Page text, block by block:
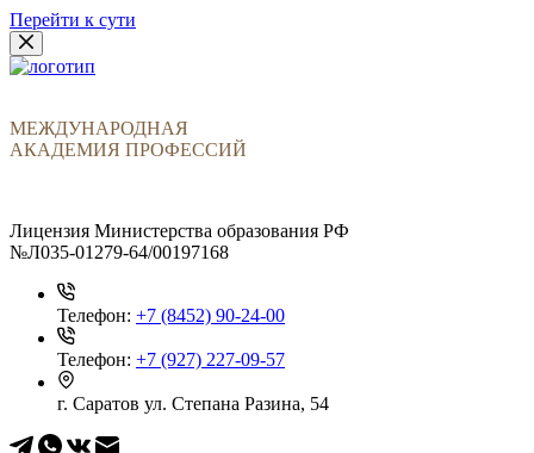
Перейти к сути
МЕЖДУНАРОДНАЯ
АКАДЕМИЯ ПРОФЕССИЙ
Лицензия Министерства образования РФ
№Л035-01279-64/00197168
Телефон: +7 (8452) 90-24-00
Телефон: +7 (927) 227-09-57
г. Саратов ул. Степана Разина, 54